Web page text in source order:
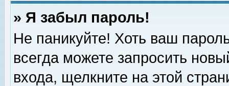
» Я забыл пароль!
Не паникуйте! Хоть ваш
всегда можете запросить
входа, щелкните на этой